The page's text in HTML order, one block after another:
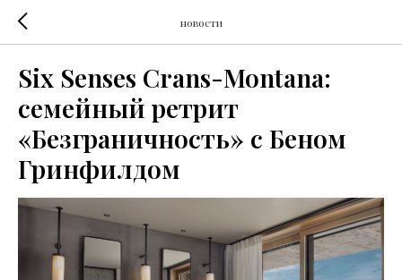
новости
Six Senses Crans-Montana:
семейный ретрит
«Безграничность» с Беном
Гринфилдом